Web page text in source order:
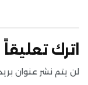
اترك تعليقاً
لن يتم نشر عنوان